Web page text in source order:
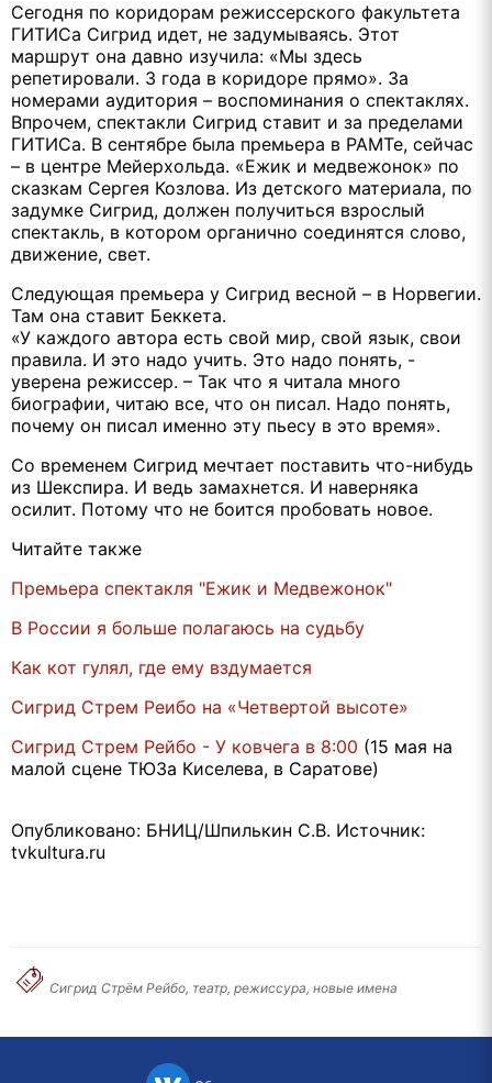
Сегодня по коридорам режиссерского факультета
ГИТИСа Сигрид идет, не задумываясь. Этот
маршрут она давно изучила: «Мы здесь
репетировали. 3 года в коридоре прямо». За
номерами аудитория – воспоминания о спектаклях.
Впрочем, спектакли Сигрид ставит и за пределами
ГИТИСа. В сентябре была премьера в РАМТе, сейчас
– в центре Мейерхольда. «Ежик и медвежонок» по
сказкам Сергея Козлова. Из детского материала, по
задумке Сигрид, должен получиться взрослый
спектакль, в котором органично соединятся слово,
движение, свет.
Следующая премьера у Сигрид весной – в Норвегии.
Там она ставит Беккета.
«У каждого автора есть свой мир, свой язык, свои
правила. И это надо учить. Это надо понять, -
уверена режиссер. – Так что я читала много
биографии, читаю все, что он писал. Надо понять,
почему он писал именно эту пьесу в это время».
Со временем Сигрид мечтает поставить что-нибудь
из Шекспира. И ведь замахнется. И наверняка
осилит. Потому что не боится пробовать новое.
Читайте также
Премьера спектакля "Ежик и Медвежонок"
В России я больше полагаюсь на судьбу
Как кот гулял, где ему вздумается
Сигрид Стрем Реибо на «Четвертой высоте»
Сигрид Стрем Рейбо - У ковчега в 8:00 (15 мая на
малой сцене ТЮЗа Киселева, в Саратове)
Опубликовано: БНИЦ/Шпилькин С.В. Источник:
tvkultura.ru
Сигрид Стрём Рейбо, театр, режиссура, новые имена